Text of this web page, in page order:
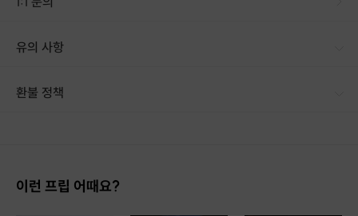
유의 사항
환불 정책
이런 프립 어때요?